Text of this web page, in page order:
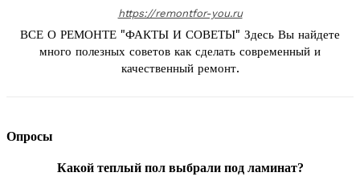
https://remontfor-you.ru
ВСЕ О РЕМОНТЕ "ФАКТЫ И СОВЕТЫ" Здесь Вы найдете
много полезных советов как сделать современный и
качественный ремонт.
Опросы
Какой теплый пол выбрали под ламинат?